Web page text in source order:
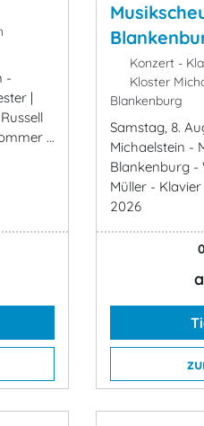
-
|
...
Konzert -
Kloster
Blankenburg
Samstag, 8.
Michaelstein -
Blankenburg -
Müller -
2026